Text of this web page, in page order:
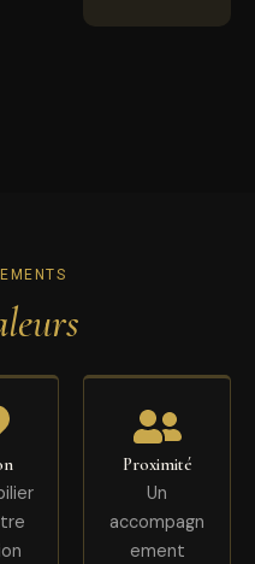
Proximité
Un
accompagn
ement